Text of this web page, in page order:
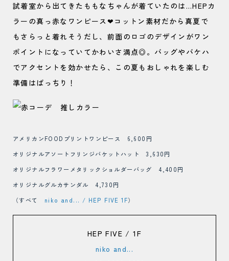
試着室から出てきたももなちゃんが着ていたのは…HEPカ
ラーの真っ赤なワンピース❤コットン素材だから真夏で
もさらっと着れそうだし、前面のロゴのデザインがワン
ポイントになっていてかわいさ満点◎。バッグやバケハ
でアクセントを効かせたら、この夏もおしゃれを楽しむ
準備はばっちり！
アメリカンFOODプリントワンピース 6,600円
オリジナルアソートフリンジバケットハット 3,630円
オリジナルフラワーメタリックショルダーバッグ 4,400円
オリジナルグルカサンダル 4,730円
（すべて
niko and... / HEP FIVE 1F）
HEP FIVE / 1F
niko and...